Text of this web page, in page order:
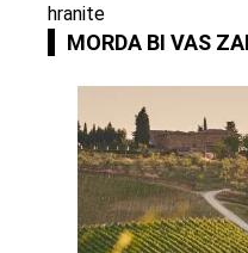
hranite
MORDA BI VAS